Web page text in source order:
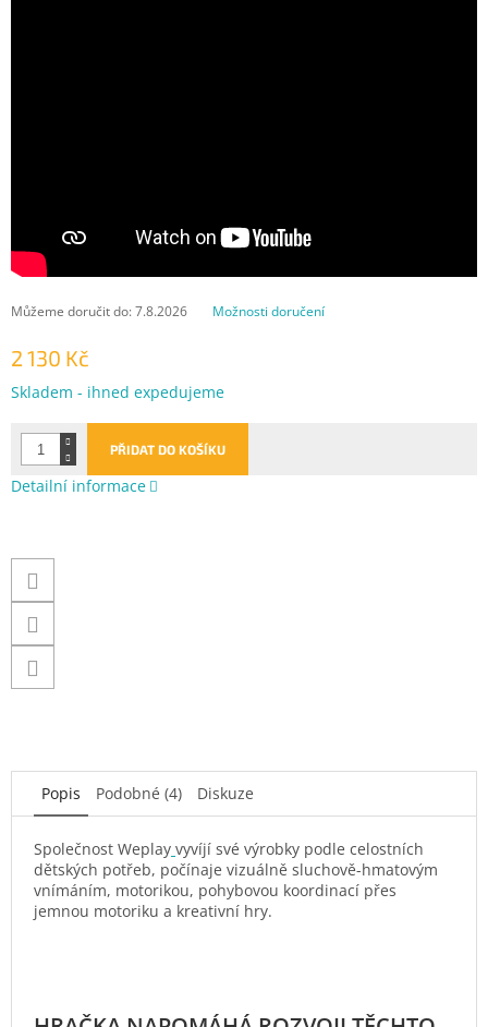
2 130 Kč
Měrná
Skladem - ihned expedujeme
Můžeme doručit do:7.8.2026 Možnosti doručení
PŘIDAT DO KOŠÍKU
Detailní informace
Popis Podobné (4) Diskuze
Společnost Weplay vyvíjí své výrobky podle celostních
dětských potřeb, počínaje vizuálně sluchově-hmatovým
vnímáním, motorikou, pohybovou koordinací přes
jemnou motoriku a kreativní hry.